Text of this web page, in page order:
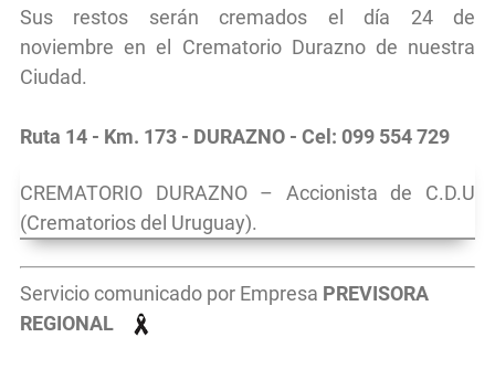
Sus restos serán cremados el día 24 de
noviembre en el Crematorio Durazno de nuestra
Ciudad.
Ruta 14 - Km. 173 - DURAZNO - Cel: 099 554 729
CREMATORIO DURAZNO – Accionista de C.D.U
(Crematorios del Uruguay).
Servicio comunicado por Empresa PREVISORA
REGIONAL